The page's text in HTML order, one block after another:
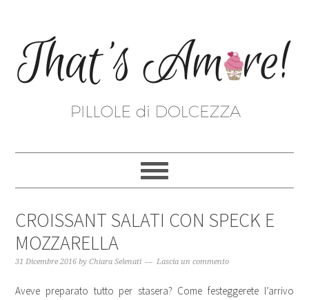
CROISSANT SALATI CON SPECK E
MOZZARELLA
31 Dicembre 2016 byChiara Selenati Lascia un commento
Aveve preparato tutto per stasera? Come festeggerete l’arrivo